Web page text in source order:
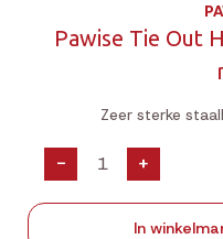
Pawise Tie Out
Zeer sterke
- +
In